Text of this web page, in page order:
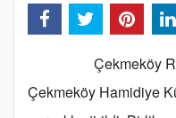
Çekmeköy
Çekmeköy Hamidiye